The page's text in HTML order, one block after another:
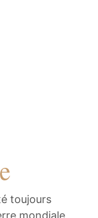
toujours
mondiale